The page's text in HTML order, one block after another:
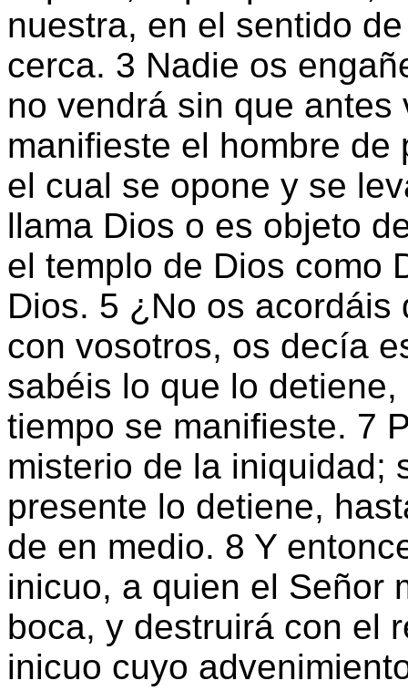
nuestra, en el sentido
cerca. 3 Nadie os
no vendrá sin que
manifieste el hombre
el cual se opone y se
llama Dios o es objeto
el templo de Dios como
Dios. 5 ¿No os
con vosotros, os decía
sabéis lo que lo
tiempo se manifieste. 7
misterio de la iniquidad;
presente lo detiene,
de en medio. 8 Y
inicuo, a quien el Señor
boca, y destruirá con el
inicuo cuyo